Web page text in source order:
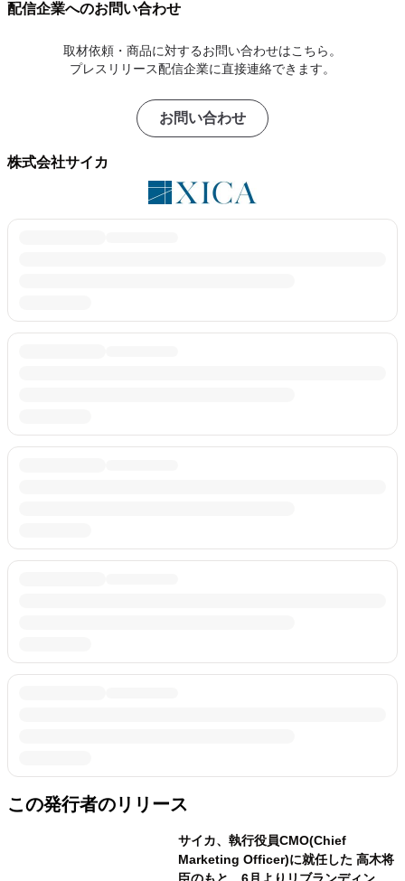
配信企業へのお問い合わせ
取材依頼・商品に対するお問い合わせはこちら。
プレスリリース配信企業に直接連絡できます。
お問い合わせ
株式会社サイカ
この発行者のリリース
サイカ、執行役員CMO(Chief
Marketing Officer)に就任した 高木将